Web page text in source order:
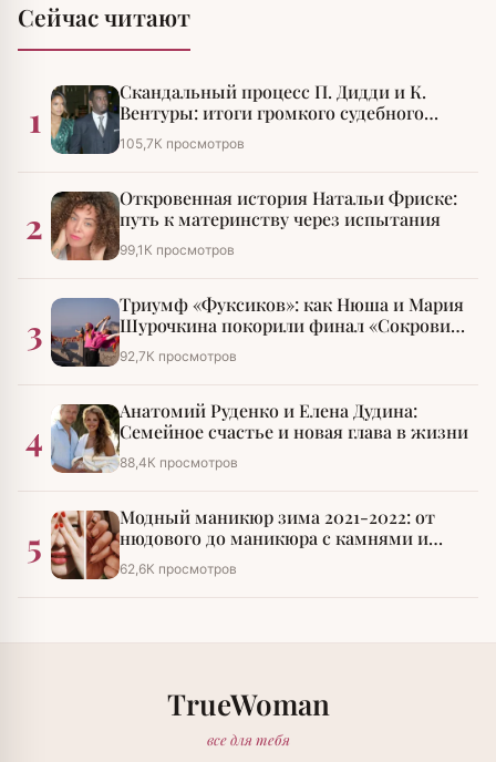
Сейчас читают
1
Скандальный процесс П. Дидди и К.
Вентуры: итоги громкого судебного
разбирательства
105,7К просмотров
2
Откровенная история Натальи Фриске:
путь к материнству через испытания
99,1К просмотров
3
Триумф «Фуксиков»: как Нюша и Мария
Шурочкина покорили финал «Сокровищ
императора»
92,7К просмотров
4
Анатомий Руденко и Елена Дудина:
Семейное счастье и новая глава в жизни
88,4К просмотров
5
Модный маникюр зима 2021-2022: от
нюдового до маникюра с камнями и
стразами
62,6К просмотров
TrueWoman
все для тебя